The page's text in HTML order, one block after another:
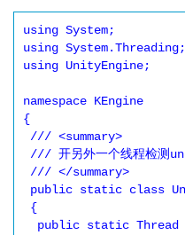
using System;
using System.Threading;
using UnityEngine;
namespace KEngine
{